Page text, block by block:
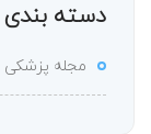
دسته بندی
مجله پزشکی